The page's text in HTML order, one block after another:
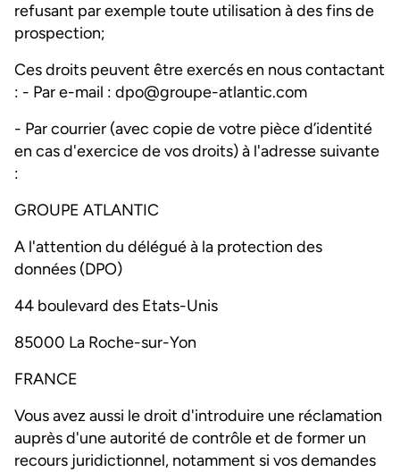
refusant par exemple toute utilisation à des fins de
prospection;
Ces droits peuvent être exercés en nous contactant
: - Par e-mail : dpo@groupe-atlantic.com
- Par courrier (avec copie de votre pièce d’identité
en cas d'exercice de vos droits) à l'adresse suivante
:
GROUPE ATLANTIC
A l'attention du délégué à la protection des
données (DPO)
44 boulevard des Etats-Unis
85000 La Roche-sur-Yon
FRANCE
Vous avez aussi le droit d'introduire une réclamation
auprès d'une autorité de contrôle et de former un
recours juridictionnel, notamment si vos demandes